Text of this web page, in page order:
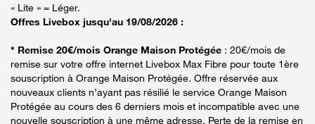
« Lite » = Léger.
Offres Livebox jusqu'au 19/08/2026 :
* Remise 20€/mois Orange Maison Protégée : 20€/mois de
remise sur votre offre internet Livebox Max Fibre pour toute 1ère
souscription à Orange Maison Protégée. Offre réservée aux
nouveaux clients n’ayant pas résilié le service Orange Maison
Protégée au cours des 6 derniers mois et incompatible avec une
nouvelle souscription à une même adresse. Perte de la remise en